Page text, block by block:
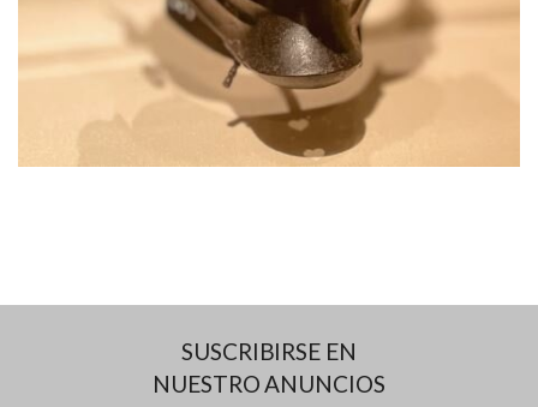
SUSCRIBIRSE EN
NUESTRO ANUNCIOS